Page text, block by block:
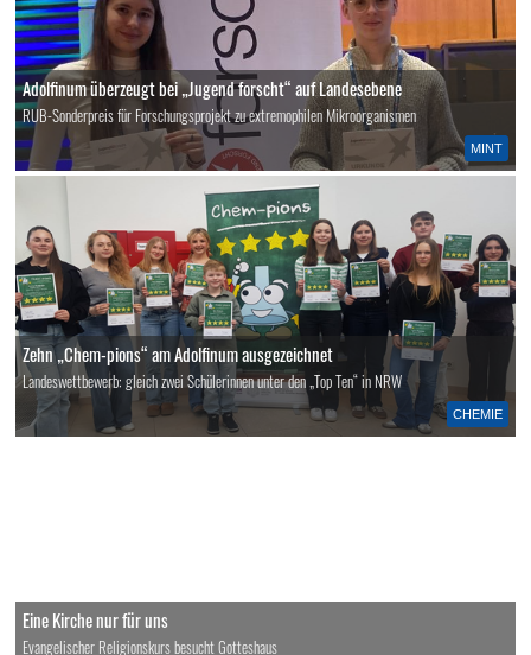
MINT
Adolfinum überzeugt bei „Jugend forscht“ auf Landesebene
RUB-Sonderpreis für Forschungsprojekt zu extremophilen Mikroorganismen
CHEMIE
Zehn „Chem-pions“ am Adolfinum ausgezeichnet
Landeswettbewerb: gleich zwei Schülerinnen unter den „Top Ten“ in NRW
Eine Kirche nur für uns
Evangelischer Religionskurs besucht Gotteshaus